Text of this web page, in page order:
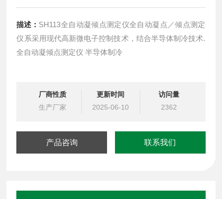
描述： SH113全自动凝倾点测定仪全自动凝点／倾点测定
仪系采用现代高新微电子控制技术，结合半导体制冷技术.
全自动凝倾点测定仪 半导体制冷
厂商性质
生产厂家
更新时间
2025-06-10
访问量
2362
产品咨询 联系我们